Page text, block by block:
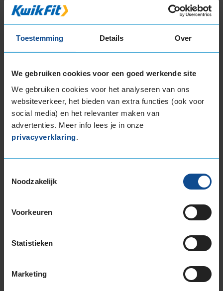
Toestemming Details Over
We gebruiken cookies voor een goed werkende site
We gebruiken cookies voor het analyseren van ons
websiteverkeer, het bieden van extra functies (ook voor
social media) en het relevanter maken van
advertenties. Meer info lees je in onze
privacyverklaring.
Noodzakelijk
Voorkeuren
Statistieken
Marketing
16-inch banden
185/50R16 81H
185/55R16 87H EXTRALOAD
185/55R16 87V EXTRALOAD
195/55R16 87V
195/55R16 91H EXTRALOAD
195/55R16 91T EXTRALOAD
195/65R16 92V
205/55R16 91H
205/60R16 92H
205/60R16 96H EXTRALOAD